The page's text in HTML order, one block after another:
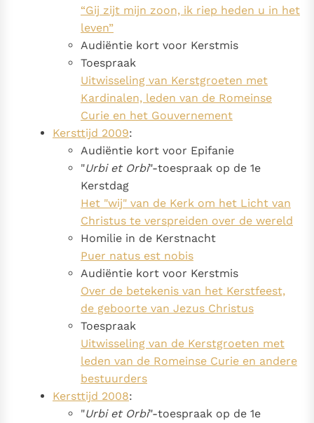
“Gij zijt mijn zoon, ik riep heden u in het
leven”
Audiëntie kort voor Kerstmis
Toespraak
Uitwisseling van Kerstgroeten met
Kardinalen, leden van de Romeinse
Curie en het Gouvernement
Kersttijd 2009:
Audiëntie kort voor Epifanie
"Urbi et Orbi"-toespraak op de 1e
Kerstdag
Het "wij" van de Kerk om het Licht van
Christus te verspreiden over de wereld
Homilie in de Kerstnacht
Puer natus est nobis
Audiëntie kort voor Kerstmis
Over de betekenis van het Kerstfeest,
de geboorte van Jezus Christus
Toespraak
Uitwisseling van de Kerstgroeten met
leden van de Romeinse Curie en andere
bestuurders
Kersttijd 2008:
"Urbi et Orbi"-toespraak op de 1e